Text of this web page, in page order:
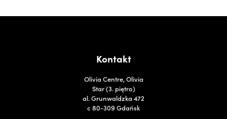
Kontakt
Olivia Centre, Olivia
Star (3. piętro)
al. Grunwaldzka 472
c 80-309 Gdańsk